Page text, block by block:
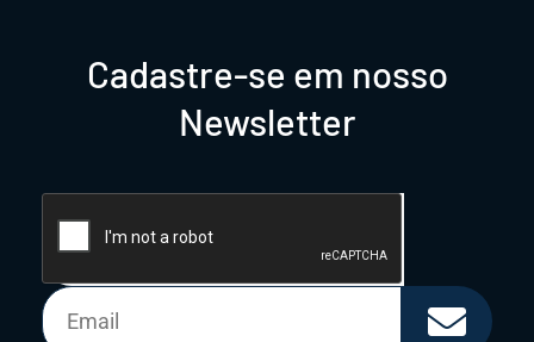
Cadastre-se em nosso
Newsletter